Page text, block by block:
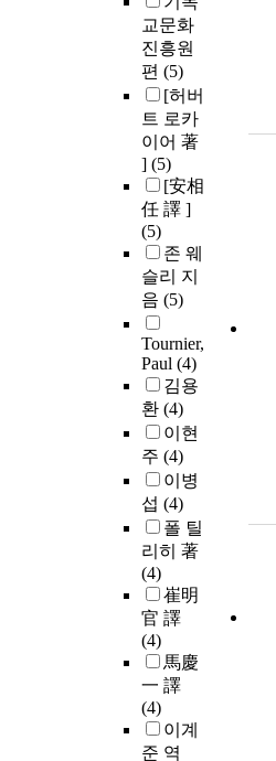
교문화
진흥원
편 (5)
[허버
트 로카
이어 著
] (5)
[安相
任 譯 ]
(5)
존 웨
슬리 지
음 (5)
Tournier,
Paul (4)
김용
환 (4)
이현
주 (4)
이병
섭 (4)
폴 틸
리히 著
(4)
崔明
官 譯
(4)
馬慶
一 譯
(4)
이계
준 역